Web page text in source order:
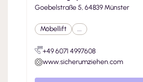
Goebelstraße 5, 64839 Münster
Möbellift ...
+49 6071 4997608
www.sicherumziehen.com